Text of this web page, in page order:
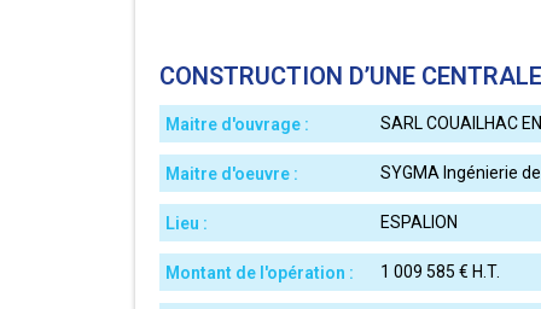
CONSTRUCTION D’UNE
Maitre d'ouvrage : SARL COUAILHAC
Maitre d'oeuvre : SYGMA Ingénierie
Lieu : ESPALION
Montant de l'opération : 1 009 585 € H.T.